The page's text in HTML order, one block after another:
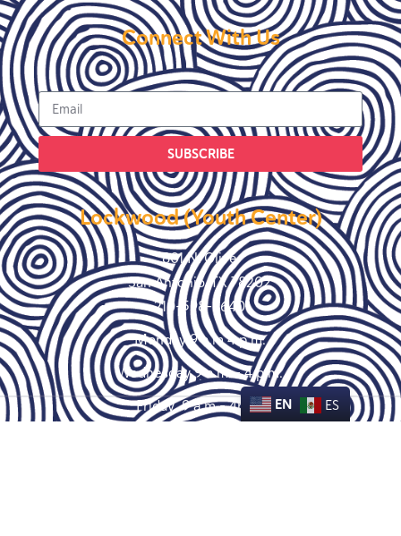
Lockwood (Youth Center)
801 N. Olive
San Antonio, TX 78202
210-598-9640
Monday 9 a.m 4 p.m.
Wednesday 9 a.m. – 4 p.m.
Friday 9 a.m – 4p.m.
Connect With Us
SUBSCRIBE
EN ES